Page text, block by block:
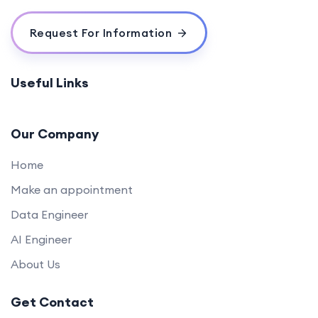
Request For Information
Useful Links
Our Company
Home
Make an appointment
Data Engineer
AI Engineer
About Us
Get Contact